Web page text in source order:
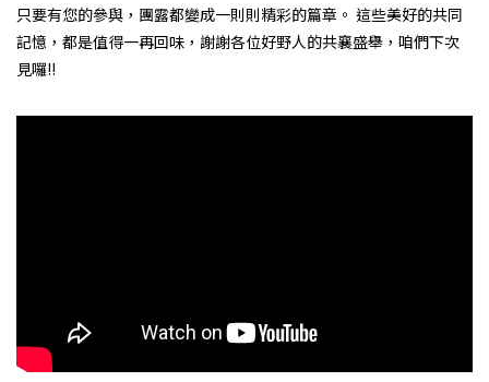
只要有您的參與，團露都變成一則則精彩的篇章。 這些美好的共同
記憶，都是值得一再回味，謝謝各位好野人的共襄盛舉，咱們下次
見囉!!